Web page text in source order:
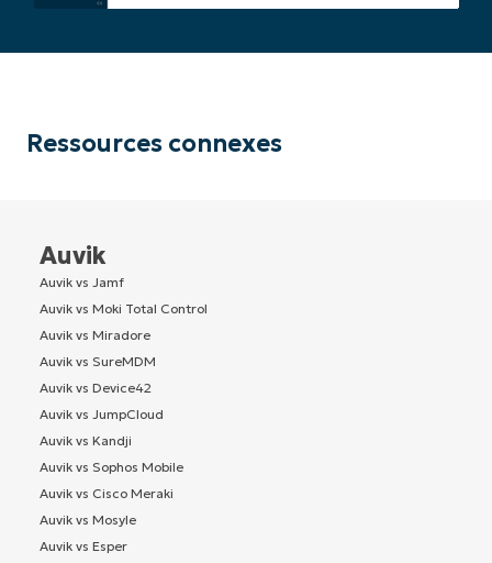
Ressources connexes
Auvik
Auvik vs Jamf
Auvik vs Moki Total Control
Auvik vs Miradore
Auvik vs SureMDM
Auvik vs Device42
Auvik vs JumpCloud
Auvik vs Kandji
Auvik vs Sophos Mobile
Auvik vs Cisco Meraki
Auvik vs Mosyle
Auvik vs Esper